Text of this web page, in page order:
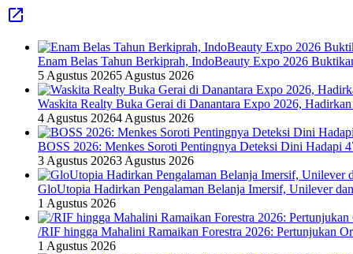
Enam Belas Tahun Berkiprah, IndoBeauty Expo 2026
5 Agustus 20265 Agustus 2026
Waskita Realty Buka Gerai di Danantara Expo 2026,
4 Agustus 20264 Agustus 2026
BOSS 2026: Menkes Soroti Pentingnya Deteksi Dini Hadapi
3 Agustus 20263 Agustus 2026
GloUtopia Hadirkan Pengalaman Belanja Imersif, Unilever
1 Agustus 2026
/RIF hingga Mahalini Ramaikan Forestra 2026: Pertunjukan
1 Agustus 2026